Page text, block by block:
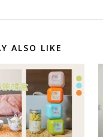
ALSO LIKE